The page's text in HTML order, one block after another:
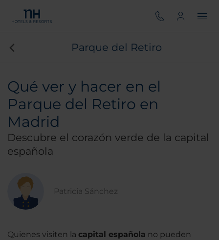
Parque del Retiro
Qué ver y hacer en el
Parque del Retiro en
Madrid
Descubre el corazón verde de la capital
española
Patricia Sánchez
Quienes visiten la capital española no pueden